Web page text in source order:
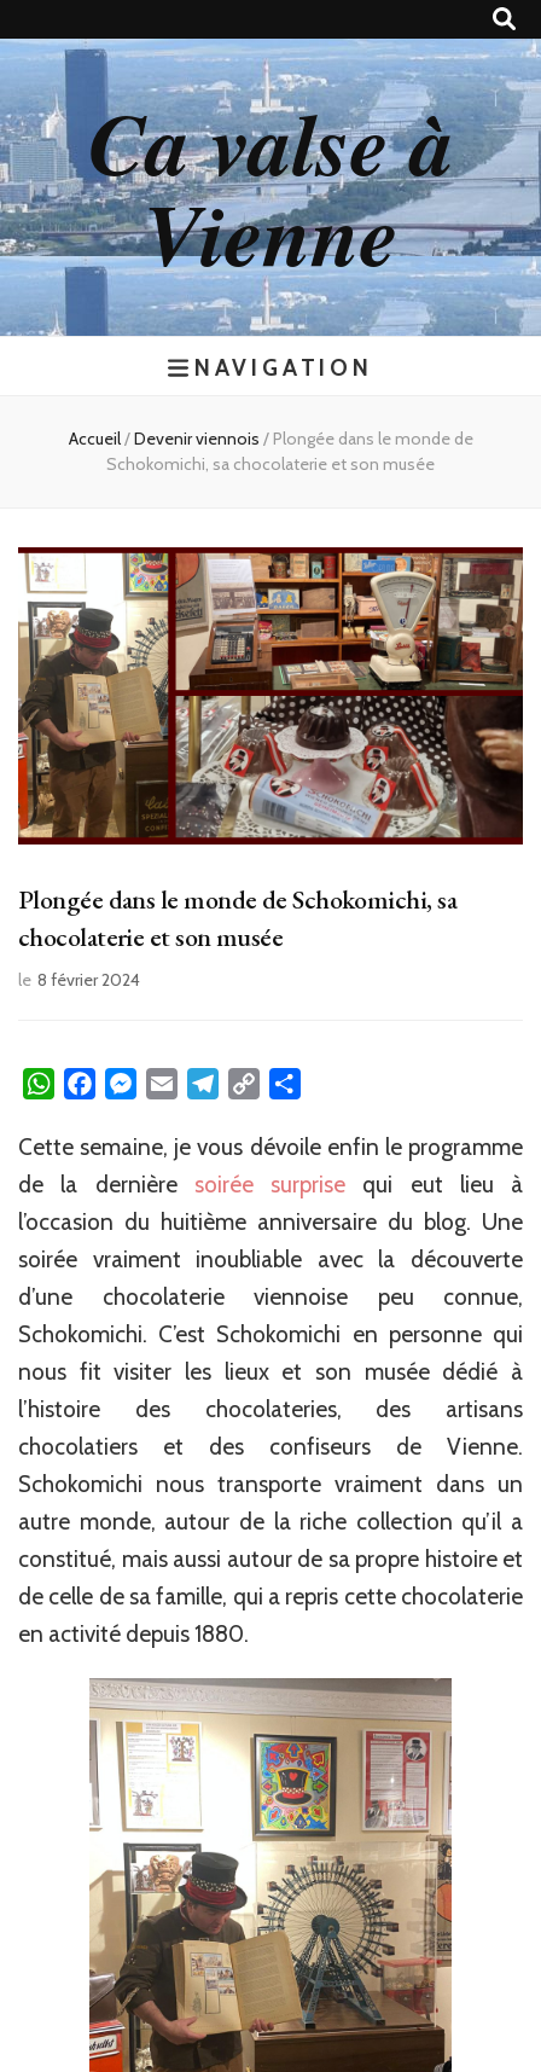
Ca valse à
Vienne
NAVIGATION
Accueil/Devenir viennois / Plongée dans le monde de
Schokomichi, sa chocolaterie et son musée
Plongée dans le monde de Schokomichi, sa
chocolaterie et son musée
le 8 février 2024
WhatsAppFacebookMessenger
Email Telegram
Copy
Cette semaine, je vous dévoile enfin le programme
de la dernière soirée surprise qui eut lieu à
l’occasion du huitième anniversaire du blog. Une
soirée vraiment inoubliable avec la découverte
d’une chocolaterie viennoise peu connue,
Schokomichi. C’est Schokomichi en personne qui
nous fit visiter les lieux et son musée dédié à
l’histoire des chocolateries, des artisans
chocolatiers et des confiseurs de Vienne.
Schokomichi nous transporte vraiment dans un
autre monde, autour de la riche collection qu’il a
constitué, mais aussi autour de sa propre histoire et
de celle de sa famille, qui a repris cette chocolaterie
en activité depuis 1880.